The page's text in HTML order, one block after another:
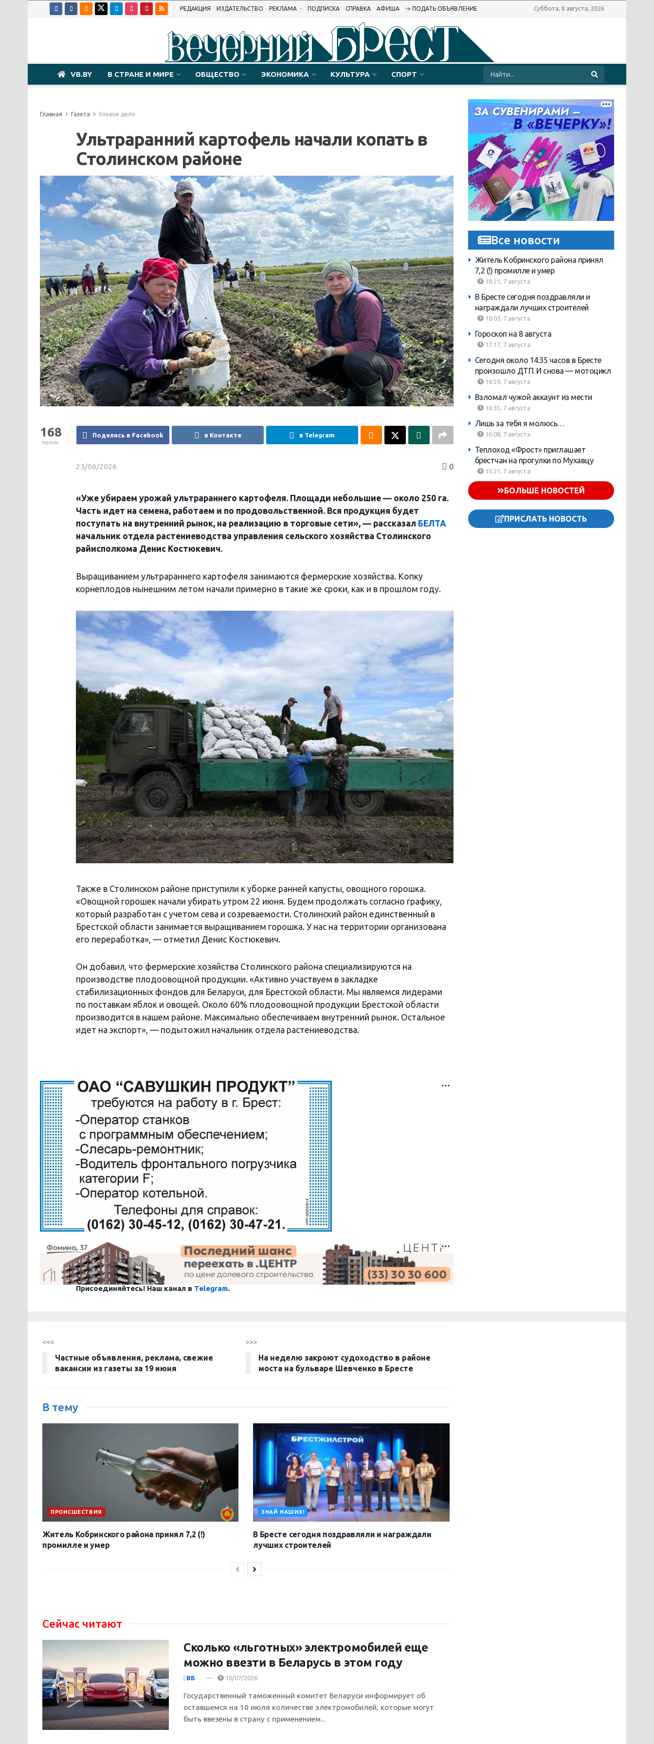
РЕДАКЦИЯ ИЗДАТЕЛЬСТВО РЕКЛАМА ПОДПИСКА СПРАВКА АФИША -> ПОДАТЬ ОБЪЯВЛЕНИЕ Суббота, 8 августа, 2026
VB.BY В СТРАНЕ И МИРЕ ОБЩЕСТВО ЭКОНОМИКА КУЛЬТУРА СПОРТ
Главная Газета Клевое дело
Ультраранний картофель начали копать в
Столинском районе
168
просм.
Поделись в Facebook в Контакте в Telegram
23/06/2026 0
«Уже убираем урожай ультрараннего картофеля. Площади небольшие — около 250 га.
Часть идет на семена, работаем и по продовольственной. Вся продукция будет
поступать на внутренний рынок, на реализацию в торговые сети», — рассказал БЕЛТА
начальник отдела растениеводства управления сельского хозяйства Столинского
райисполкома Денис Костюкевич.
Выращиванием ультрараннего картофеля занимаются фермерские хозяйства. Копку
корнеплодов нынешним летом начали примерно в такие же сроки, как и в прошлом году.
Также в Столинском районе приступили к уборке ранней капусты, овощного горошка.
«Овощной горошек начали убирать утром 22 июня. Будем продолжать согласно графику,
который разработан с учетом сева и созреваемости. Столинский район единственный в
Брестской области занимается выращиванием горошка. У нас на территории организована
его переработка», — отметил Денис Костюкевич.
Он добавил, что фермерские хозяйства Столинского района специализируются на
производстве плодоовощной продукции. «Активно участвуем в закладке
стабилизационных фондов для Беларуси, для Брестской области. Мы являемся лидерами
по поставкам яблок и овощей. Около 60% плодоовощной продукции Брестской области
производится в нашем районе. Максимально обеспечиваем внутренний рынок. Остальное
идет на экспорт», — подытожил начальник отдела растениеводства.
Присоединяйтесь! Наш канал в Telegram.
Все новости
Житель Кобринского района принял
7,2 (!) промилле и умер
18:21, 7 августа
В Бресте сегодня поздравляли и
награждали лучших строителей
18:03, 7 августа
Гороскоп на 8 августа
17:17, 7 августа
Сегодня около 14:35 часов в Бресте
произошло ДТП. И снова — мотоцикл
16:59, 7 августа
Взломал чужой аккаунт из мести
16:35, 7 августа
Лишь за тебя я молюсь…
16:08, 7 августа
Теплоход «Фрост» приглашает
брестчан на прогулки по Мухавцу
15:21, 7 августа
БОЛЬШЕ НОВОСТЕЙ
ПРИСЛАТЬ НОВОСТЬ
<<<
Частные объявления, реклама, свежие
вакансии из газеты за 19 июня
>>>
На неделю закроют судоходство в районе
моста на бульваре Шевченко в Бресте
В тему
ПРОИСШЕСТВИЯ
Житель Кобринского района принял 7,2 (!)
промилле и умер
ЗНАЙ НАШИХ!
В Бресте сегодня поздравляли и награждали
лучших строителей
Сейчас читают
Сколько «льготных» электромобилей еще
можно ввезти в Беларусь в этом году
| ВБ 10/07/2026
Государственный таможенный комитет Беларуси информирует об
оставшемся на 10 июля количестве электромобилей, которые могут
быть ввезены в страну с применением...